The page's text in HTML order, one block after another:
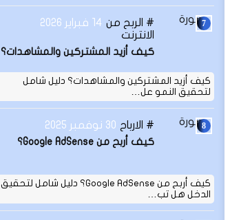
الربح من
الانترنت
14 فبراير 2026
كيف أزيد المشتركين والمشاهدات؟
كيف أزيد المشتركين والمشاهدات؟ دليل شامل
لتحقيق النمو عل…
الارباح 30 نوفمبر 2025
كيف أربح من Google AdSense؟
كيف أربح من Google AdSense؟ دليل شامل لتحقيق
الدخل هل تب…